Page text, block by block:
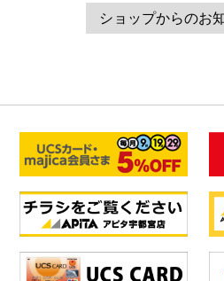
ショップからのお